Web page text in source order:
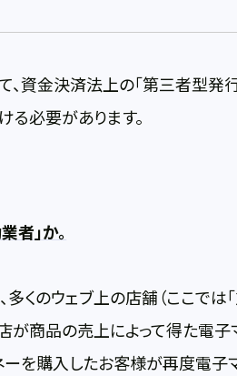
資金決済法上の「第三者型発
必要があります。
者」か。
のウェブ上の店舗（ここでは「
が商品の売上によって得た電
ーを購入したお客様が再度電